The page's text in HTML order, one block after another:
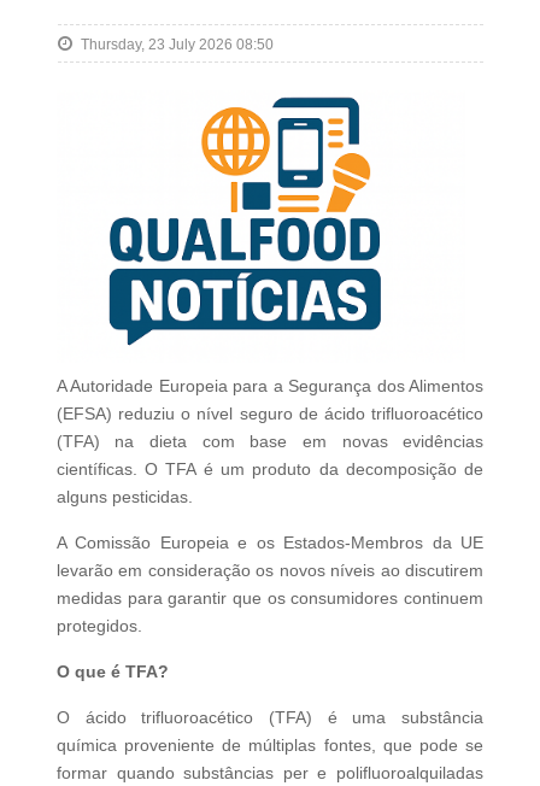
Thursday, 23 July 2026 08:50
A Autoridade Europeia para a Segurança dos Alimentos
(EFSA) reduziu o nível seguro de ácido trifluoroacético
(TFA) na dieta com base em novas evidências
científicas. O TFA é um produto da decomposição de
alguns pesticidas.
A Comissão Europeia e os Estados-Membros da UE
levarão em consideração os novos níveis ao discutirem
medidas para garantir que os consumidores continuem
protegidos.
O que é TFA?
O ácido trifluoroacético (TFA) é uma substância
química proveniente de múltiplas fontes, que pode se
formar quando substâncias per e polifluoroalquiladas